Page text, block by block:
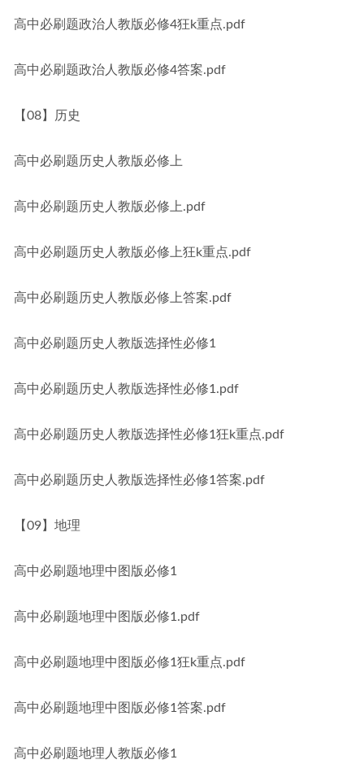
高中必刷题政治人教版必修4狂k重点.pdf
高中必刷题政治人教版必修4答案.pdf
【08】历史
高中必刷题历史人教版必修上
高中必刷题历史人教版必修上.pdf
高中必刷题历史人教版必修上狂k重点.pdf
高中必刷题历史人教版必修上答案.pdf
高中必刷题历史人教版选择性必修1
高中必刷题历史人教版选择性必修1.pdf
高中必刷题历史人教版选择性必修1狂k重点.pdf
高中必刷题历史人教版选择性必修1答案.pdf
【09】地理
高中必刷题地理中图版必修1
高中必刷题地理中图版必修1.pdf
高中必刷题地理中图版必修1狂k重点.pdf
高中必刷题地理中图版必修1答案.pdf
高中必刷题地理人教版必修1